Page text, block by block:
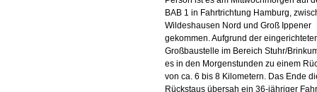
BAB 1 in Fahrtrichtung Hamburg,
Wildeshausen Nord und Groß Ippener
gekommen. Aufgrund der
Großbaustelle im Bereich Stuhr/
es in den Morgenstunden zu einem
von ca. 6 bis 8 Kilometern. Das Ende
Rückstaus übersah ein 36-jähriger